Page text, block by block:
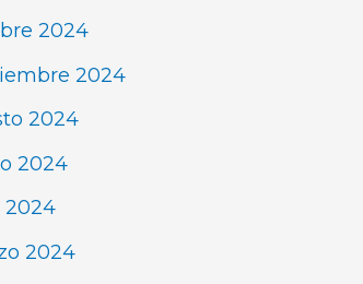
2024
2024
2024
2024
2024
2024